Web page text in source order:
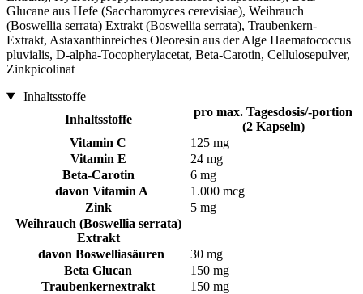
Glucane aus Hefe (Saccharomyces cerevisiae), Weihrauch
(Boswellia serrata) Extrakt (Boswellia serrata), Traubenkern-
Extrakt, Astaxanthinreiches Oleoresin aus der Alge Haematococcus
pluvialis, D-alpha-Tocopherylacetat, Beta-Carotin, Cellulosepulver,
Zinkpicolinat
Inhaltsstoffe
Inhaltsstoffe
pro max. Tagesdosis/-portion
(2 Kapseln)
Vitamin C
125 mg
Vitamin E
24 mg
Beta-Carotin
6 mg
davon Vitamin A
1.000 mcg
Zink
5 mg
Weihrauch (Boswellia serrata)
Extrakt
davon Boswelliasäuren
30 mg
Beta Glucan
150 mg
Traubenkernextrakt
150 mg